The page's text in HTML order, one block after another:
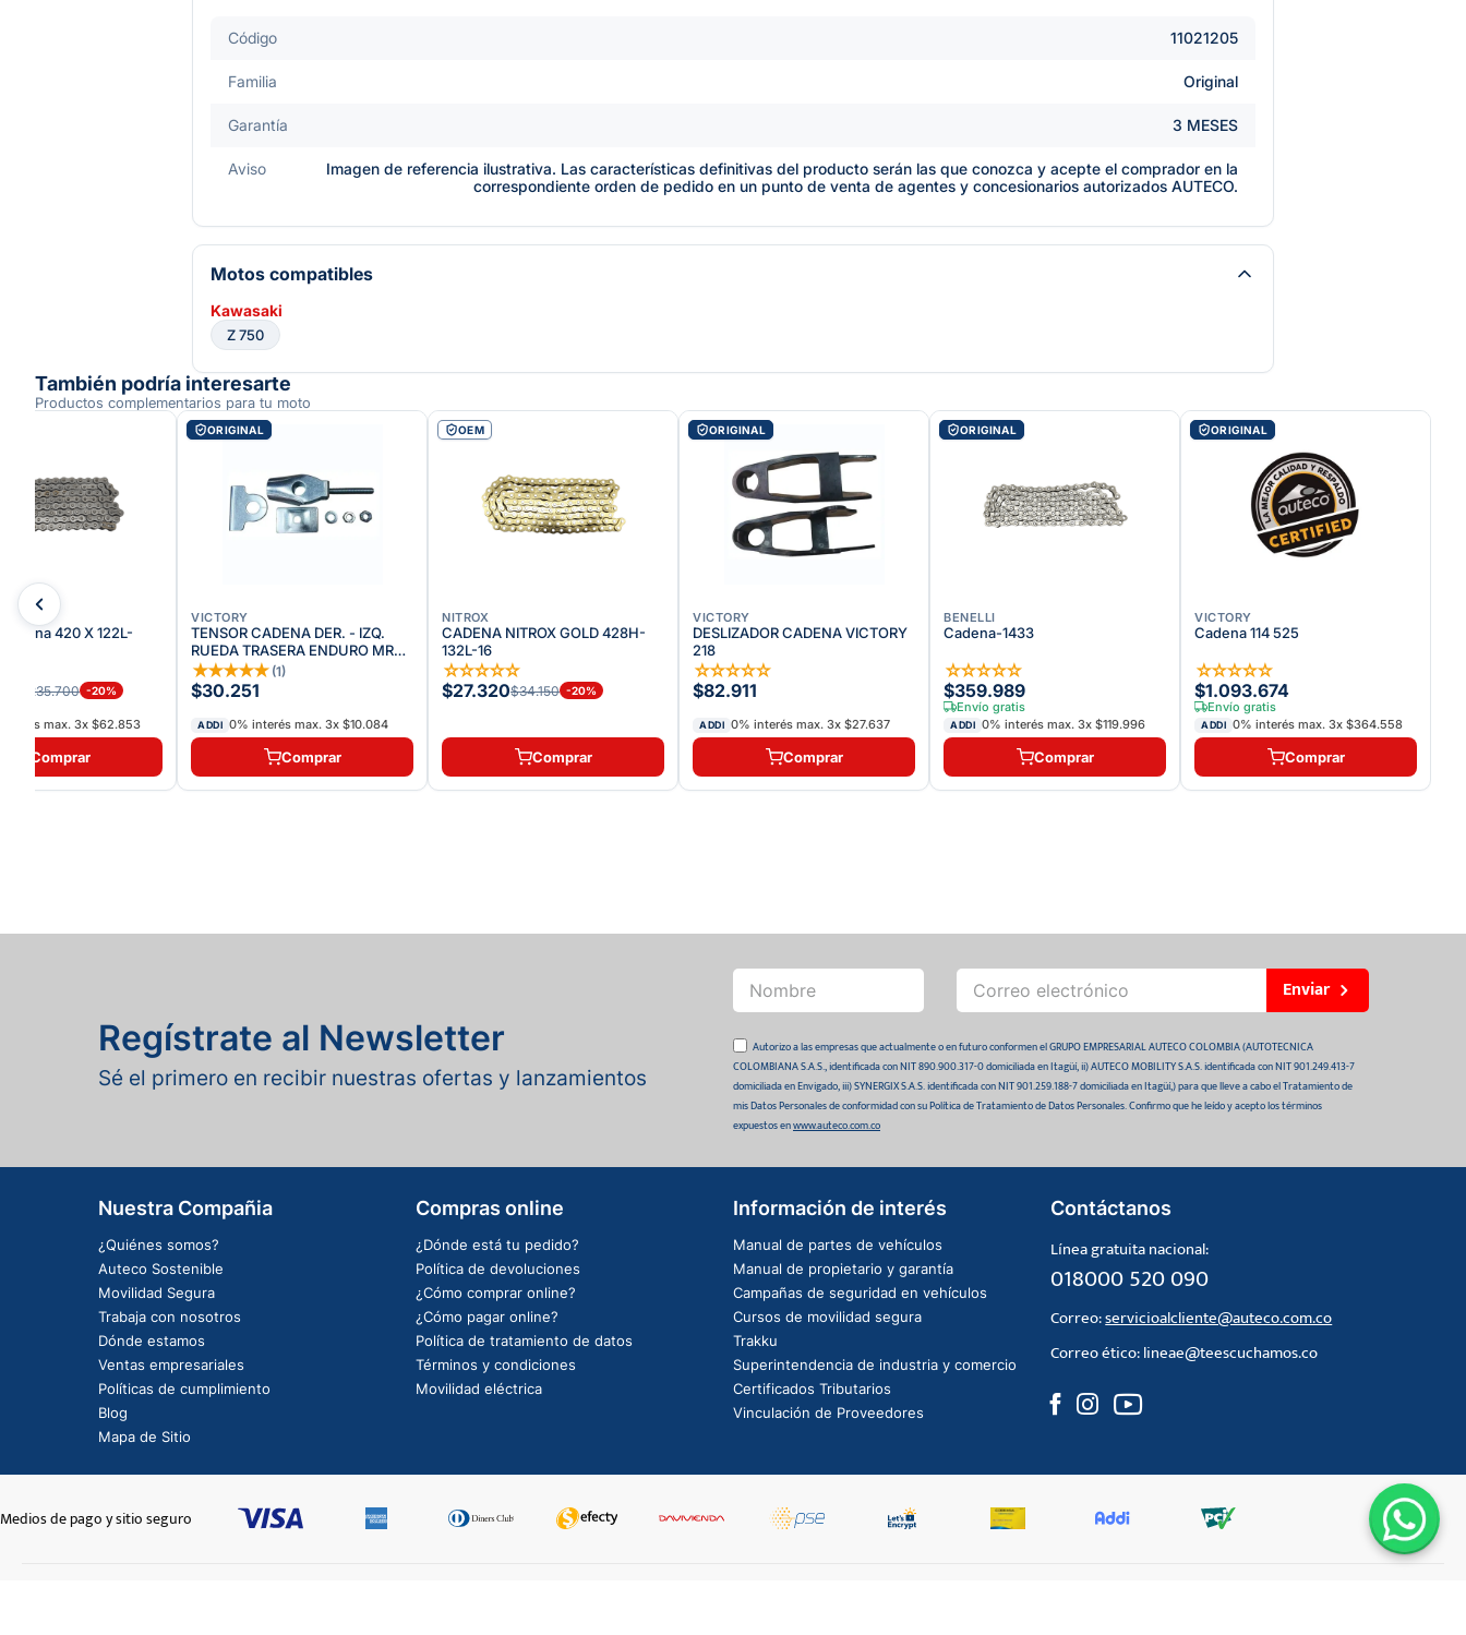
Código 11021205
Familia Original
Garantía 3 MESES
Aviso
Imagen de referencia ilustrativa. Las características definitivas del producto serán las que conozca y acepte el comprador en la
correspondiente orden de pedido en un punto de venta de agentes y concesionarios autorizados AUTECO.
Motos compatibles
Kawasaki
Z 750
También podría interesarte
Productos complementarios para tu moto
Kdna 420 X 122L-
$235.700 -20%
max. 3x $62.853
Comprar
ORIGINAL
VICTORY
TENSOR CADENA DER. - IZQ.
RUEDA TRASERA ENDURO MRX
125-2021
★★★★★ (1)
$30.251
ADDI 0% interés max. 3x $10.084
Comprar
OEM
NITROX
CADENA NITROX GOLD 428H-
132L-16
☆☆☆☆☆
$27.320$34.150 -20%
Comprar
ORIGINAL
VICTORY
DESLIZADOR CADENA VICTORY
218
☆☆☆☆☆
$82.911
ADDI 0% interés max. 3x $27.637
Comprar
ORIGINAL
BENELLI
Cadena-1433
☆☆☆☆☆
$359.989
Envío gratis
ADDI 0% interés max. 3x $119.996
Comprar
ORIGINAL
VICTORY
Cadena 114 525
☆☆☆☆☆
$1.093.674
Envío gratis
ADDI 0% interés max. 3x $364.558
Comprar
Regístrate al Newsletter
Sé el primero en recibir nuestras ofertas y lanzamientos
Enviar
Autorizo a las empresas que actualmente o en futuro conformen el GRUPO EMPRESARIAL AUTECO COLOMBIA (AUTOTECNICA
COLOMBIANA S.A.S., identificada con NIT 890.900.317-0 domiciliada en Itagüí, ii) AUTECO MOBILITY S.A.S. identificada con NIT 901.249.413-7
domiciliada en Envigado, iii) SYNERGIX S.A.S. identificada con NIT 901.259.188-7 domiciliada en Itagüí,) para que lleve a cabo el Tratamiento de
mis Datos Personales de conformidad con su Política de Tratamiento de Datos Personales. Confirmo que he leído y acepto los términos
expuestos enwww.auteco.com.co
Nuestra Compañia
¿Quiénes somos?
Auteco Sostenible
Movilidad Segura
Trabaja con nosotros
Dónde estamos
Ventas empresariales
Políticas de cumplimiento
Blog
Mapa de Sitio
Compras online
¿Dónde está tu pedido?
Política de devoluciones
¿Cómo comprar online?
¿Cómo pagar online?
Política de tratamiento de datos
Términos y condiciones
Movilidad eléctrica
Información de interés
Manual de partes de vehículos
Manual de propietario y garantía
Campañas de seguridad en vehículos
Cursos de movilidad segura
Trakku
Superintendencia de industria y comercio
Certificados Tributarios
Vinculación de Proveedores
Contáctanos
Línea gratuita nacional:
018000 520 090
Correo:servicioalcliente@auteco.com.co
Correo ético:lineae@teescuchamos.co
Medios de pago y sitio seguro